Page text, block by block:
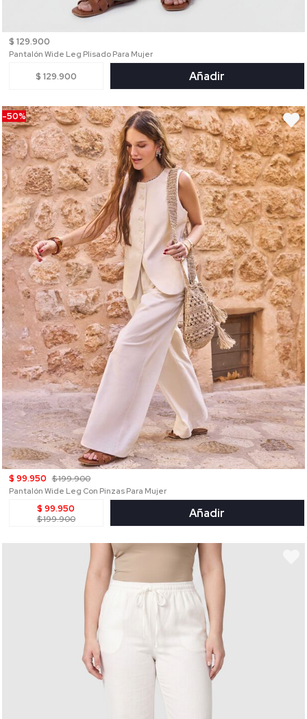
$ 129.900
Pantalón Wide Leg Plisado Para Mujer
$ 129.900 Añadir
-50%
$ 99.950 $ 199.900
Pantalón Wide Leg Con Pinzas Para Mujer
$ 99.950
$ 199.900 Añadir